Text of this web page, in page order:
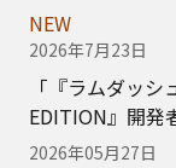
NEW
2026年7月23日
「『ラムダッ
EDITION』開発
2026年05月27日